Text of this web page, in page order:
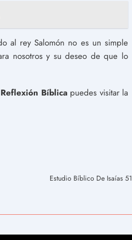
al rey Salomón no es un simple
nosotros y su deseo de que lo
Bíblicapuedes visitar la
Estudio Bíblico De Isaías 51